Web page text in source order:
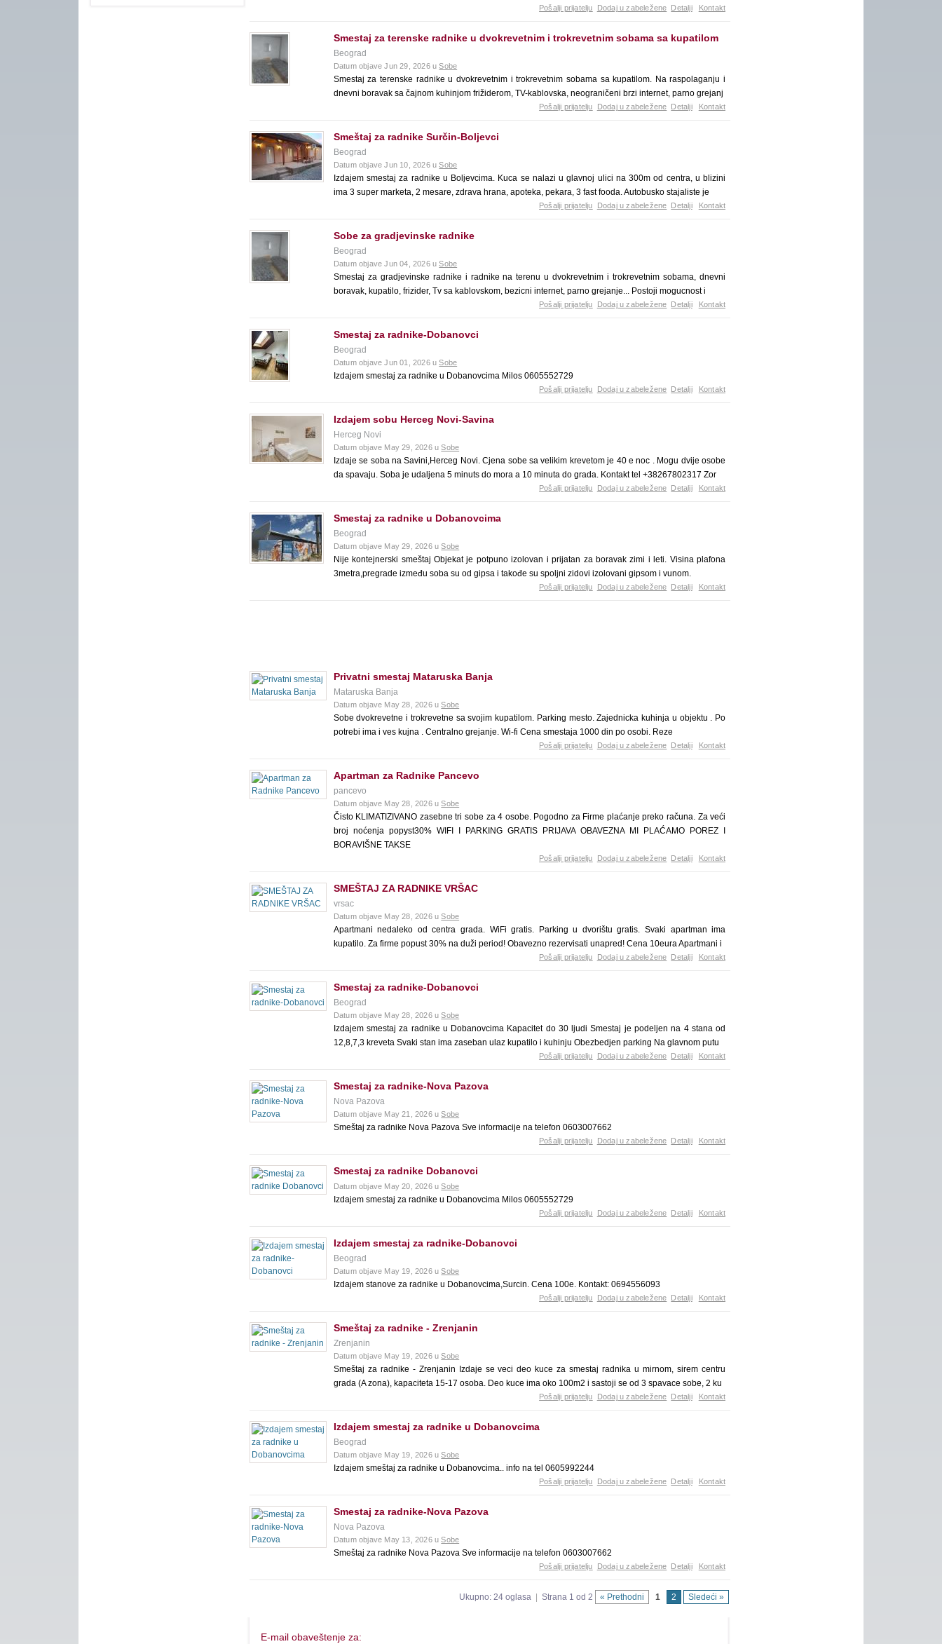
Pošalji prijatelju Dodaj u zabeležene Detalji Kontakt
Smestaj za terenske radnike u dvokrevetnim i trokrevetnim sobama sa kupatilom
Beograd
Datum objave Jun 29, 2026 uSobe
Smestaj za terenske radnike u dvokrevetnim i trokrevetnim sobama sa kupatilom. Na raspolaganju i
dnevni boravak sa čajnom kuhinjom frižiderom, TV-kablovska, neograničeni brzi internet, parno grejanj
Pošalji prijatelju Dodaj u zabeležene Detalji Kontakt
Smeštaj za radnike Surčin-Boljevci
Beograd
Datum objave Jun 10, 2026 uSobe
Izdajem smestaj za radnike u Boljevcima. Kuca se nalazi u glavnoj ulici na 300m od centra, u blizini
ima 3 super marketa, 2 mesare, zdrava hrana, apoteka, pekara, 3 fast fooda. Autobusko stajaliste je
Pošalji prijatelju Dodaj u zabeležene Detalji Kontakt
Sobe za gradjevinske radnike
Beograd
Datum objave Jun 04, 2026 uSobe
Smestaj za gradjevinske radnike i radnike na terenu u dvokrevetnim i trokrevetnim sobama, dnevni
boravak, kupatilo, frizider, Tv sa kablovskom, bezicni internet, parno grejanje... Postoji mogucnost i
Pošalji prijatelju Dodaj u zabeležene Detalji Kontakt
Smestaj za radnike-Dobanovci
Beograd
Datum objave Jun 01, 2026 uSobe
Izdajem smestaj za radnike u Dobanovcima Milos 0605552729
Pošalji prijatelju Dodaj u zabeležene Detalji Kontakt
Izdajem sobu Herceg Novi-Savina
Herceg Novi
Datum objave May 29, 2026 uSobe
Izdaje se soba na Savini,Herceg Novi. Cjena sobe sa velikim krevetom je 40 e noc . Mogu dvije osobe
da spavaju. Soba je udaljena 5 minuts do mora a 10 minuta do grada. Kontakt tel +38267802317 Zor
Pošalji prijatelju Dodaj u zabeležene Detalji Kontakt
Smestaj za radnike u Dobanovcima
Beograd
Datum objave May 29, 2026 uSobe
Nije kontejnerski smeštaj Objekat je potpuno izolovan i prijatan za boravak zimi i leti. Visina plafona
3metra,pregrade između soba su od gipsa i takođe su spoljni zidovi izolovani gipsom i vunom.
Pošalji prijatelju Dodaj u zabeležene Detalji Kontakt
Privatni smestaj Mataruska Banja
Mataruska Banja
Datum objave May 28, 2026 uSobe
Sobe dvokrevetne i trokrevetne sa svojim kupatilom. Parking mesto. Zajednicka kuhinja u objektu . Po
potrebi ima i ves kujna . Centralno grejanje. Wi-fi Cena smestaja 1000 din po osobi. Reze
Pošalji prijatelju Dodaj u zabeležene Detalji Kontakt
Apartman za Radnike Pancevo
pancevo
Datum objave May 28, 2026 uSobe
Čisto KLIMATIZIVANO zasebne tri sobe za 4 osobe. Pogodno za Firme plaćanje preko računa. Za veći
broj noćenja popyst30% WIFI I PARKING GRATIS PRIJAVA OBAVEZNA MI PLAĆAMO POREZ I
BORAVIŠNE TAKSE
Pošalji prijatelju Dodaj u zabeležene Detalji Kontakt
SMEŠTAJ ZA RADNIKE VRŠAC
vrsac
Datum objave May 28, 2026 uSobe
Apartmani nedaleko od centra grada. WiFi gratis. Parking u dvorištu gratis. Svaki apartman ima
kupatilo. Za firme popust 30% na duži period! Obavezno rezervisati unapred! Cena 10eura Apartmani i
Pošalji prijatelju Dodaj u zabeležene Detalji Kontakt
Smestaj za radnike-Dobanovci
Beograd
Datum objave May 28, 2026 uSobe
Izdajem smestaj za radnike u Dobanovcima Kapacitet do 30 ljudi Smestaj je podeljen na 4 stana od
12,8,7,3 kreveta Svaki stan ima zaseban ulaz kupatilo i kuhinju Obezbedjen parking Na glavnom putu
Pošalji prijatelju Dodaj u zabeležene Detalji Kontakt
Smestaj za radnike-Nova Pazova
Nova Pazova
Datum objave May 21, 2026 uSobe
Smeštaj za radnike Nova Pazova Sve informacije na telefon 0603007662
Pošalji prijatelju Dodaj u zabeležene Detalji Kontakt
Smestaj za radnike Dobanovci
Datum objave May 20, 2026 uSobe
Izdajem smestaj za radnike u Dobanovcima Milos 0605552729
Pošalji prijatelju Dodaj u zabeležene Detalji Kontakt
Izdajem smestaj za radnike-Dobanovci
Beograd
Datum objave May 19, 2026 uSobe
Izdajem stanove za radnike u Dobanovcima,Surcin. Cena 100e. Kontakt: 0694556093
Pošalji prijatelju Dodaj u zabeležene Detalji Kontakt
Smeštaj za radnike - Zrenjanin
Zrenjanin
Datum objave May 19, 2026 uSobe
Smeštaj za radnike - Zrenjanin Izdaje se veci deo kuce za smestaj radnika u mirnom, sirem centru
grada (A zona), kapaciteta 15-17 osoba. Deo kuce ima oko 100m2 i sastoji se od 3 spavace sobe, 2 ku
Pošalji prijatelju Dodaj u zabeležene Detalji Kontakt
Izdajem smestaj za radnike u Dobanovcima
Beograd
Datum objave May 19, 2026 uSobe
Izdajem smeštaj za radnike u Dobanovcima.. info na tel 0605992244
Pošalji prijatelju Dodaj u zabeležene Detalji Kontakt
Smestaj za radnike-Nova Pazova
Nova Pazova
Datum objave May 13, 2026 uSobe
Smeštaj za radnike Nova Pazova Sve informacije na telefon 0603007662
Pošalji prijatelju Dodaj u zabeležene Detalji Kontakt
Ukupno: 24 oglasa Strana 1 od 2 « Prethodni 1 2 Sledeći »
E-mail obaveštenje za: